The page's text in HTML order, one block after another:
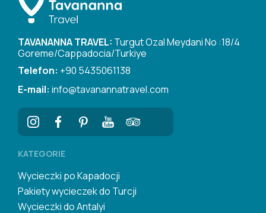
TAVANANNA TRAVEL: Turgut Ozal Meydani No :18/4
Goreme/Cappadocia/Turkiye
Telefon: +90 5435061138
E-mail: info@tavanannatravel.com
KATEGORIE
Wycieczki po Kapadocji
Pakiety wycieczek do Turcji
Wycieczki do Antalyi